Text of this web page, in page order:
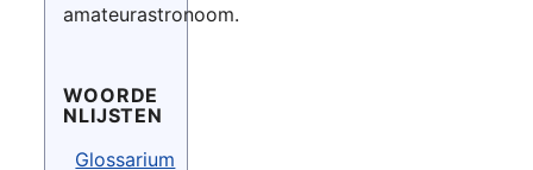
amateurastronoom.
WOORDE
NLIJSTEN
Glossarium